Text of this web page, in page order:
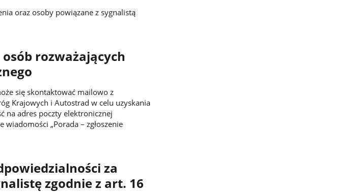
oraz osoby powiązane z sygnalistą
rozważających
się skontaktować mailowo z
Krajowych i Autostrad w celu uzyskania
na adres poczty elektronicznej
wiadomości „Porada – zgłoszenie
za
zgodnie z art. 16